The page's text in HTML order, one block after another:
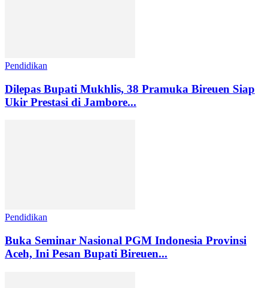
Pendidikan
Dilepas Bupati Mukhlis, 38 Pramuka Bireuen Siap
Ukir Prestasi di Jambore...
Pendidikan
Buka Seminar Nasional PGM Indonesia Provinsi
Aceh, Ini Pesan Bupati Bireuen...